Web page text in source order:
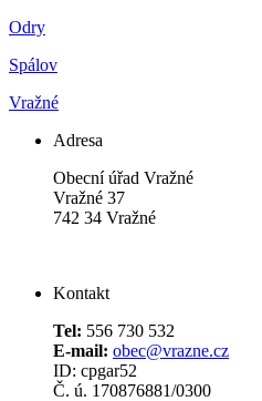
Odry
Spálov
Vražné
Adresa
Obecní úřad Vražné
Vražné 37
742 34 Vražné
Kontakt
Tel: 556 730 532
E-mail: obec@vrazne.cz
ID: cpgar52
Č. ú. 170876881/0300